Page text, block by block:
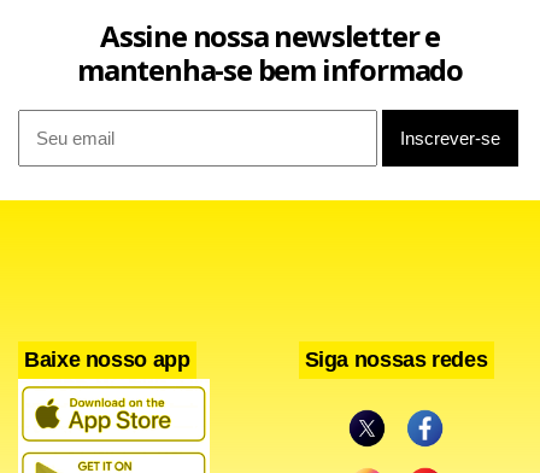
Facebook
WhatsApp
LinkedIn Telegram
Share
Assine nossa newsletter e
mantenha-se bem informado
Baixe nosso app Siga nossas redes